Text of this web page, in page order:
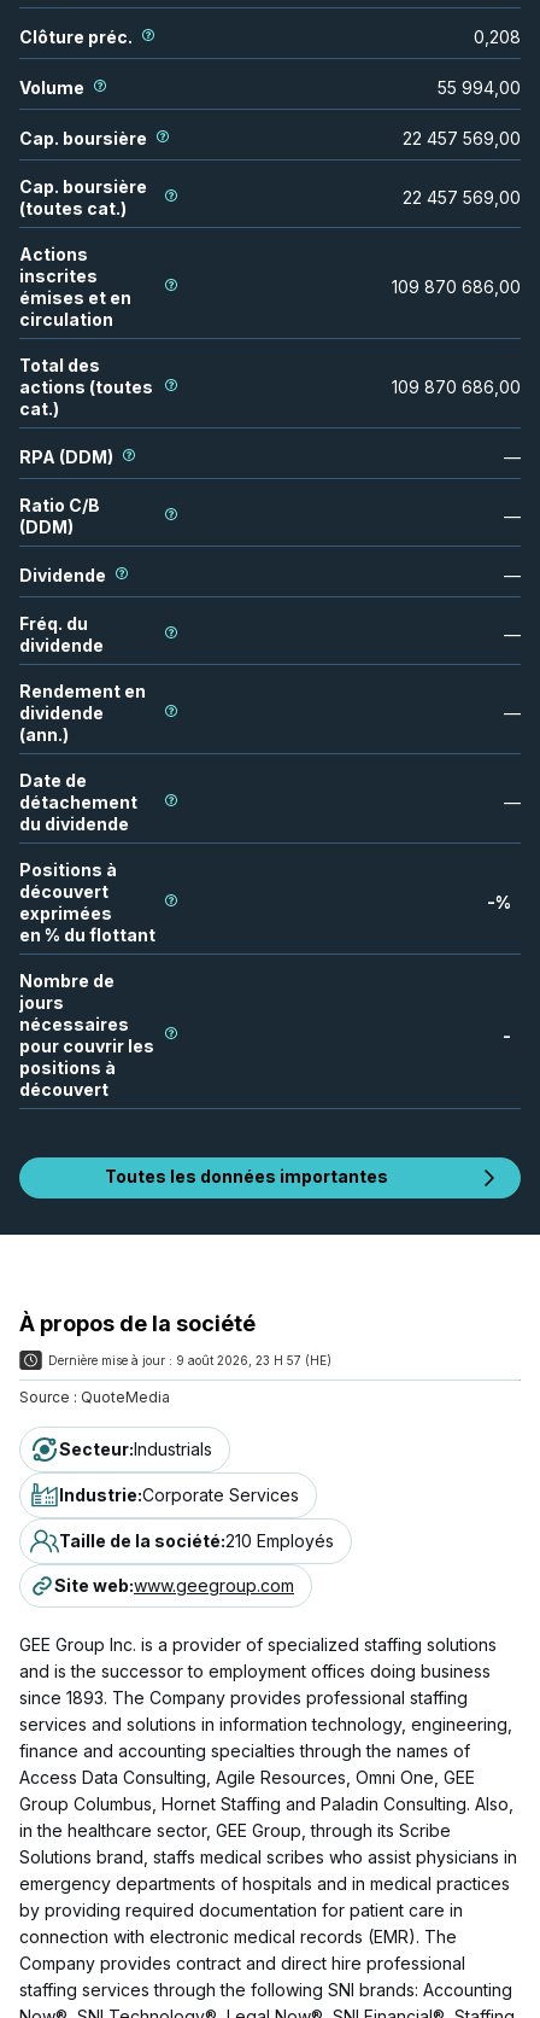
Clôture préc. 0,208
Volume 55 994,00
Cap. boursière 22 457 569,00
Cap. boursière
(toutes cat.)
22 457 569,00
Actions
inscrites
émises et en
circulation
109 870 686,00
Total des
actions (toutes
cat.)
109 870 686,00
RPA (DDM) —
Ratio C/B
(DDM)
—
Dividende —
Fréq. du
dividende
—
Rendement en
dividende
(ann.)
—
Date de
détachement
du dividende
—
Positions à
découvert
exprimées
en % du flottant
-%
Nombre de
jours
nécessaires
pour couvrir les
positions à
découvert
-
Toutes les données importantes
À propos de la société
Dernière mise à jour : 9 août 2026, 23 H 57 (HE)
Source : QuoteMedia
Secteur:Industrials
Industrie:Corporate Services
Taille de la société:210 Employés
Site web:www.geegroup.com
GEE Group Inc. is a provider of specialized staffing solutions
and is the successor to employment offices doing business
since 1893. The Company provides professional staffing
services and solutions in information technology, engineering,
finance and accounting specialties through the names of
Access Data Consulting, Agile Resources, Omni One, GEE
Group Columbus, Hornet Staffing and Paladin Consulting. Also,
in the healthcare sector, GEE Group, through its Scribe
Solutions brand, staffs medical scribes who assist physicians in
emergency departments of hospitals and in medical practices
by providing required documentation for patient care in
connection with electronic medical records (EMR). The
Company provides contract and direct hire professional
staffing services through the following SNI brands: Accounting